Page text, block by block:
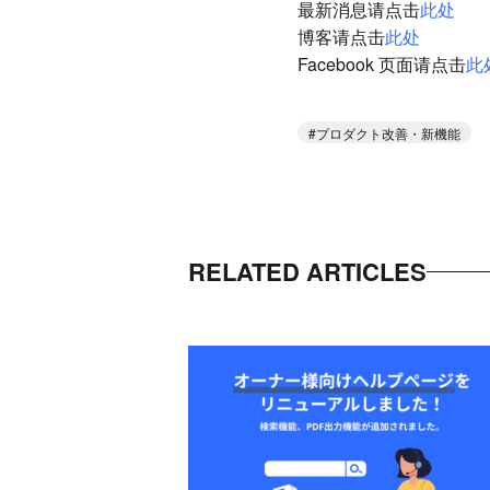
最新消息请点击此处
博客请点击此处
Facebook 页面请点击此
プロダクト改善・新機能
RELATED ARTICLES